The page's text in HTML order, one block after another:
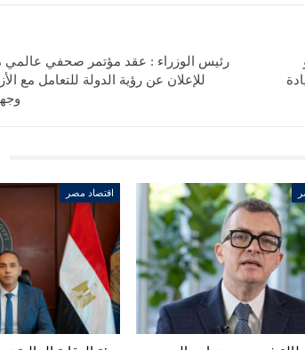
المالي 20212022 بزيادة
رئيس الوزراء : عقد مؤتمر صحفي عالمي
للإعلان عن رؤية الدولة للتعامل مع
اقتصاد مصر